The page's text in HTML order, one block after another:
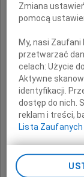
Zmiana
pomocą
My, nasi Zaufani
przetwarzać
celach:Użycie
Aktywne
identyfikacji.
dostęp do nich.
reklam i treści,
Lista